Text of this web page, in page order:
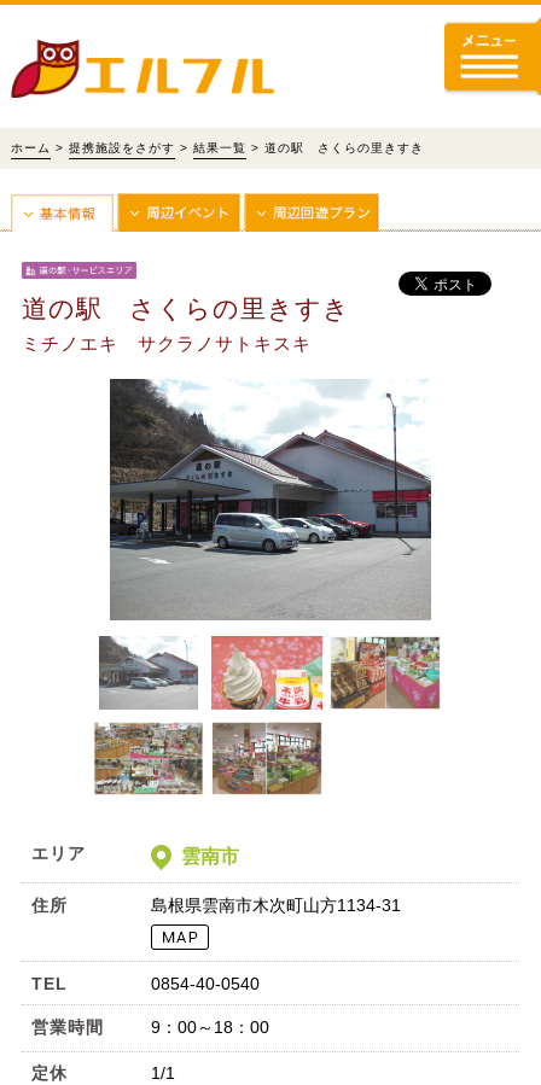
ホーム > 提携施設をさがす > 結果一覧 > 道の駅 さくらの里きすき
道の駅 さくらの里きすき
ミチノエキ サクラノサトキスキ
エリア 雲南市
住所 島根県雲南市木次町山方1134-31
TEL 0854-40-0540
営業時間 9：00～18：00
定休 1/1